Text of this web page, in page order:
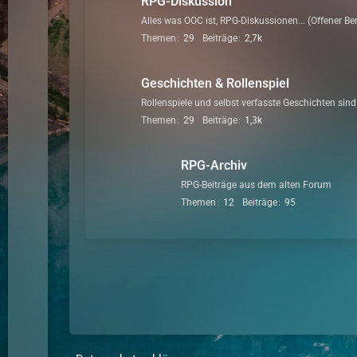
Alles was OOC ist, RPG-Diskussionen... (Offener
Themen
29 Beiträge 2,7k
Geschichten & Rollenspiel
Rollenspiele und selbst verfasste Geschichten
Themen
29 Beiträge 1,3k
RPG-Archiv
RPG-Beiträge aus dem alten Forum
Themen
12 Beiträge 95